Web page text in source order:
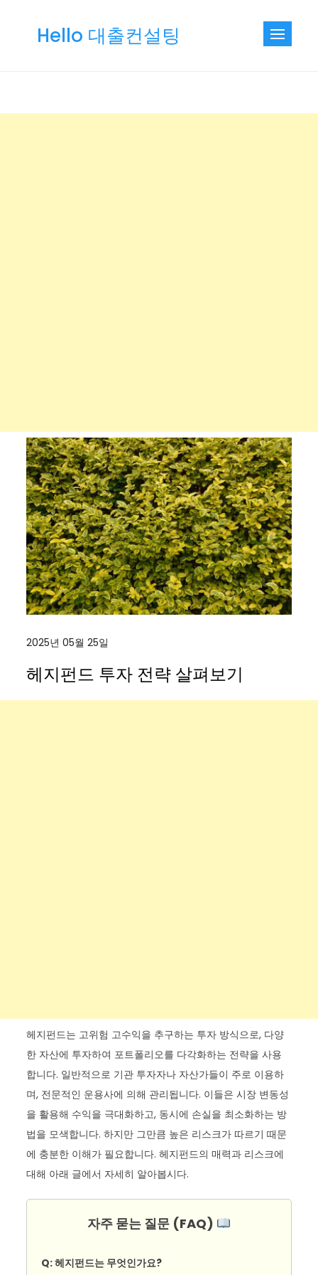
Hello 대출컨설팅
2025년 05월 25일
헤지펀드 투자 전략 살펴보기
헤지펀드는 고위험 고수익을 추구하는 투자 방식으로, 다양
한 자산에 투자하여 포트폴리오를 다각화하는 전략을 사용
합니다. 일반적으로 기관 투자자나 자산가들이 주로 이용하
며, 전문적인 운용사에 의해 관리됩니다. 이들은 시장 변동성
을 활용해 수익을 극대화하고, 동시에 손실을 최소화하는 방
법을 모색합니다. 하지만 그만큼 높은 리스크가 따르기 때문
에 충분한 이해가 필요합니다. 헤지펀드의 매력과 리스크에
대해 아래 글에서 자세히 알아봅시다.
자주 묻는 질문 (FAQ)
Q: 헤지펀드는 무엇인가요?